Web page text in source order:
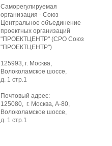
Саморегулируемая
организация - Союз
Центральное объединение
проектных организаций
"ПРОЕКТЦЕНТР" (СРО Союз
"ПРОЕКТЦЕНТР")
125993, г. Москва,
Волоколамское шоссе,
д. 1 стр.1
Почтовый адрес:
125080, г. Москва, А-80,
Волоколамское шоссе,
д. 1 стр.1